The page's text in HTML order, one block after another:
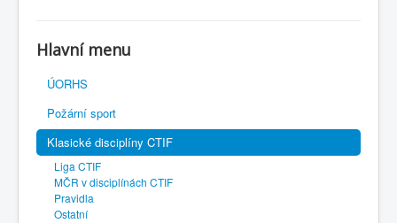
SH ČMS
Hlavní menu
ÚORHS
Požární sport
Klasické disciplíny CTIF
Liga CTIF
MČR v disciplínách CTIF
Pravidla
Ostatní